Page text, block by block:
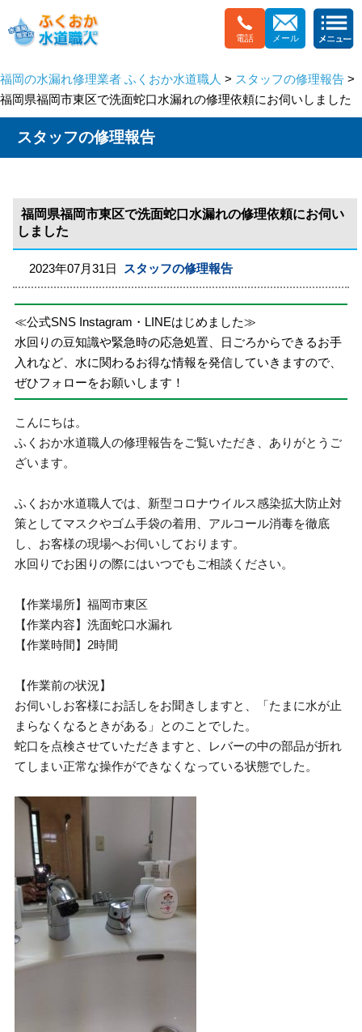
電話 メール
福岡の水漏れ修理業者 ふくおか水道職人 > スタッフの修理報告 >
福岡県福岡市東区で洗面蛇口水漏れの修理依頼にお伺いしました
スタッフの修理報告
福岡県福岡市東区で洗面蛇口水漏れの修理依頼にお伺い
しました
2023年07月31日 スタッフの修理報告
≪公式SNS Instagram・LINEはじめました≫
水回りの豆知識や緊急時の応急処置、日ごろからできるお手
入れなど、水に関わるお得な情報を発信していきますので、
ぜひフォローをお願いします！
こんにちは。
ふくおか水道職人の修理報告をご覧いただき、ありがとうご
ざいます。
ふくおか水道職人では、新型コロナウイルス感染拡大防止対
策としてマスクやゴム手袋の着用、アルコール消毒を徹底
し、お客様の現場へお伺いしております。
水回りでお困りの際にはいつでもご相談ください。
【作業場所】福岡市東区
【作業内容】洗面蛇口水漏れ
【作業時間】2時間
【作業前の状況】
お伺いしお客様にお話しをお聞きしますと、「たまに水が止
まらなくなるときがある」とのことでした。
蛇口を点検させていただきますと、レバーの中の部品が折れ
てしまい正常な操作ができなくなっている状態でした。